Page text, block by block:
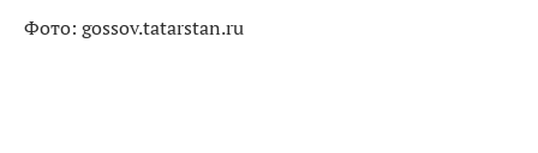
Фото: gossov.tatarstan.ru